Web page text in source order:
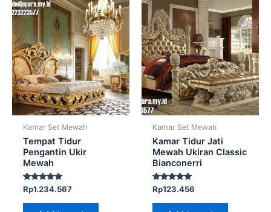
Kamar Set Mewah
Tempat Tidur
Pengantin Ukir
Mewah
Rated
5.00
out of 5
Rp1.234.567
Kamar Set Mewah
Kamar Tidur Jati
Mewah Ukiran Classic
Bianconerri
Rated
5.00
out of 5
Rp123.456